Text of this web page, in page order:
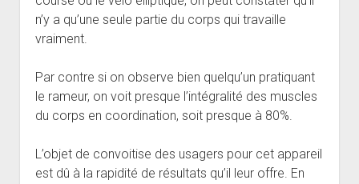
n’y a qu’une seule partie du corps qui travaille
vraiment.
Par contre si on observe bien quelqu’un pratiquant
le rameur, on voit presque l’intégralité des muscles
du corps en coordination, soit presque à 80%.
L’objet de convoitise des usagers pour cet appareil
est dû à la rapidité de résultats qu’il leur offre. En